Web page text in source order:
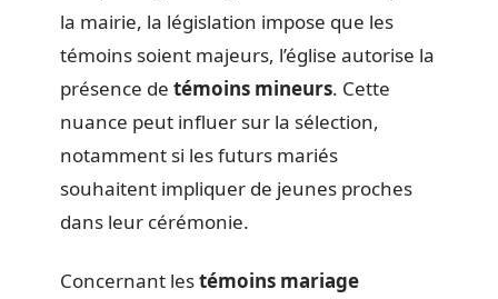
la mairie, la législation impose que les
témoins soient majeurs, l’église autorise la
présence de témoins mineurs. Cette
nuance peut influer sur la sélection,
notamment si les futurs mariés
souhaitent impliquer de jeunes proches
dans leur cérémonie.
Concernant lestémoins mariage